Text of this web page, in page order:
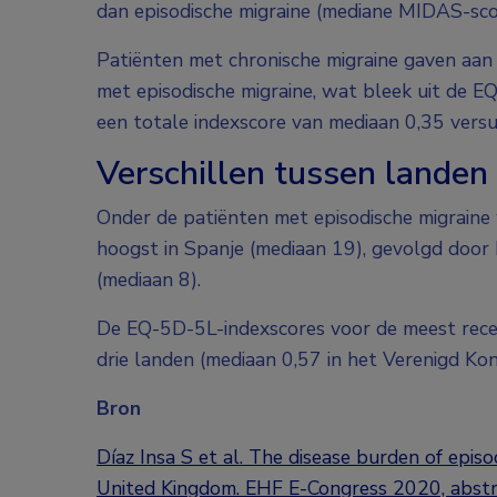
dan episodische migraine (mediane MIDAS-
Patiënten met chronische migraine gaven
met episodische migraine, wat bleek uit de
een totale indexscore van mediaan 0,35
Verschillen tussen landen
Onder de patiënten met episodische
hoogst in Spanje (mediaan 19), gevolgd
(mediaan 8).
De EQ-5D-5L-indexscores voor de meest
drie landen (mediaan 0,57 in het Verenigd
Bron
Díaz Insa S et al. The disease burden of
United Kingdom. EHF E-Congress 2020,